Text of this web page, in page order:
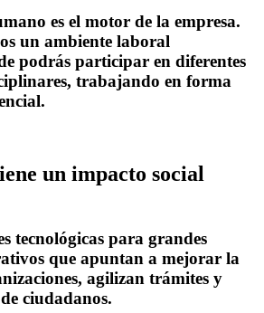
es el motor de la empresa.
un ambiente laboral
podrás participar en diferentes
trabajando en forma
un impacto social
tecnológicas para grandes
que apuntan a mejorar la
agilizan trámites y
ciudadanos.